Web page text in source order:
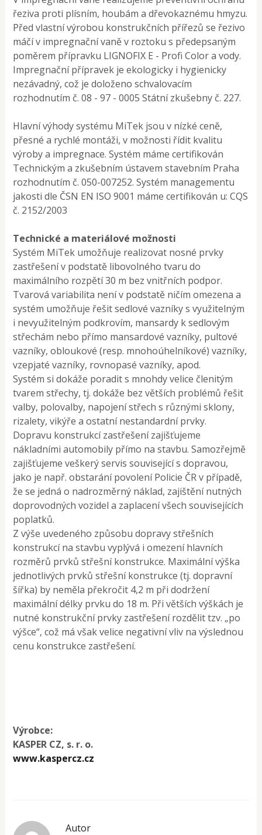
řeziva proti plísním, houbám a dřevokaznému hmyzu.
Před vlastní výrobou konstrukčních přířezů se řezivo
máčí v impregnační vaně v roztoku s předepsaným
poměrem přípravku LIGNOFIX E - Profi Color a vody.
Impregnační přípravek je ekologicky i hygienicky
nezávadný, což je doloženo schvalovacím
rozhodnutím č. 08 - 97 - 0005 Státní zkušebny č. 227.
Hlavní výhody systému MiTek jsou v nízké ceně,
přesné a rychlé montáži, v možnosti řídit kvalitu
výroby a impregnace. Systém máme certifikován
Technickým a zkušebním ústavem stavebním Praha
rozhodnutím č. 050-007252. Systém managementu
jakosti dle ČSN EN ISO 9001 máme certifikován u: CQS
č. 2152/2003
Technické a materiálové možnosti
Systém MiTek umožňuje realizovat nosné prvky
zastřešení v podstatě libovolného tvaru do
maximálního rozpětí 30 m bez vnitřních podpor.
Tvarová variabilita není v podstatě ničím omezena a
systém umožňuje řešit sedlové vazníky s využitelným
i nevyužitelným podkrovím, mansardy k sedlovým
střechám nebo přímo mansardové vazníky, pultové
vazníky, obloukové (resp. mnohoúhelníkové) vazníky,
vzepjaté vazníky, rovnopasé vazníky, apod.
Systém si dokáže poradit s mnohdy velice členitým
tvarem střechy, tj. dokáže bez větších problémů řešit
valby, polovalby, napojení střech s různými sklony,
rizalety, vikýře a ostatní nestandardní prvky.
Dopravu konstrukcí zastřešení zajišťujeme
nákladními automobily přímo na stavbu. Samozřejmě
zajišťujeme veškerý servis související s dopravou,
jako je např. obstarání povolení Policie ČR v případě,
že se jedná o nadrozměrný náklad, zajištění nutných
doprovodných vozidel a zaplacení všech souvisejících
poplatků.
Z výše uvedeného způsobu dopravy střešních
konstrukcí na stavbu vyplývá i omezení hlavních
rozměrů prvků střešní konstrukce. Maximální výška
jednotlivých prvků střešní konstrukce (tj. dopravní
šířka) by neměla překročit 4,2 m při dodržení
maximální délky prvku do 18 m. Při větších výškách je
nutné konstrukční prvky zastřešení rozdělit tzv. „po
výšce“, což má však velice negativní vliv na výslednou
cenu konstrukce zastřešení.
Výrobce:
KASPER CZ, s. r. o.
www.kaspercz.cz
Autor